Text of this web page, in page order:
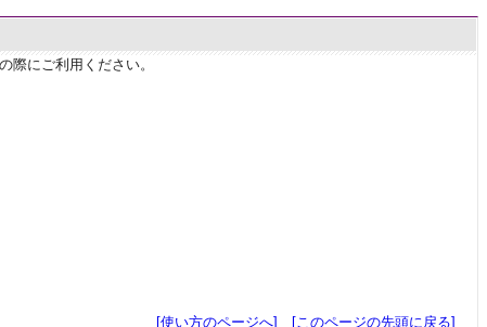
際にご利用ください。
[使い方のページへ]
[このページの先頭に戻る]